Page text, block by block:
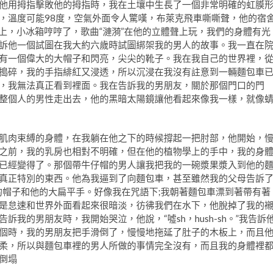
用拇指擊敗他的拇指時，我在土壤中生長了一個非常明確的虹膜形
溫度可能98度，空氣外面令人驚嘆，布萊克飛車嘶嘶聲，他的宿
小冰箱哼哼了，歌曲“漣漪”在他的立體聲上玩，我們的身體有光
他一個試圖在我大約六歲時試圖綁架我的男人的故事。我一直在院
一個偉大的大帽子和閃亮，尖尖的靴子。我在我自己的世界裡，從
碎，我的手指緋紅又浸透，所以沉浸在我沒有註意到一輛麵包車已
我無法真正看到裡面。我在告訴我的男朋友，關於那個門口的門
個人的男性走出去，他的黑暗太陽鏡讓他看起來像我一樣，就像蜻
肉束縛的身體，在我躺在他之下的時候撐起一把肘部，他開始，慢
前，我的乳房也相對不明確，但在他的植物學上的手中，我的身體
經變得了。那個帶牛仔帽的男人讓我把我的一碗漿果漿入到他的麵
正特別的東西。他為我逼到了向麵包車，甚至雖然我的父母告訴了
子和他的大扁平手。好像我在咒語下;我朝著麵包車漂到著帶有著
怠速和世界外面看起來很暗淡，彷彿我們在水下，他脫掉了我的襯
我的男朋友時，我開始哭泣，他說，“噓sh，hush-sh。”我告訴
時，我的男朋友把手滑倒了，慢慢地拖延了肚子的木板上，而且他
，所以與麵包車裡的男人所做的事情完全沒有，而且我的身體裡都
塌